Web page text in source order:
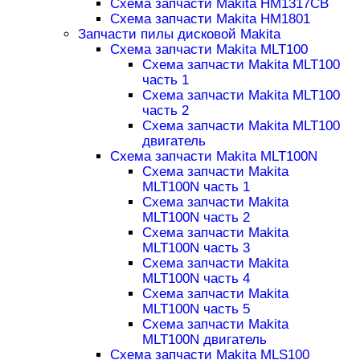
Схема запчасти Makita HM1317CB
Схема запчасти Makita HM1801
Запчасти пилы дисковой Makita
Схема запчасти Makita MLT100
Схема запчасти Makita MLT100
часть 1
Схема запчасти Makita MLT100
часть 2
Схема запчасти Makita MLT100
двигатель
Схема запчасти Makita MLT100N
Схема запчасти Makita
MLT100N часть 1
Схема запчасти Makita
MLT100N часть 2
Схема запчасти Makita
MLT100N часть 3
Схема запчасти Makita
MLT100N часть 4
Схема запчасти Makita
MLT100N часть 5
Схема запчасти Makita
MLT100N двигатель
Схема запчасти Makita MLS100